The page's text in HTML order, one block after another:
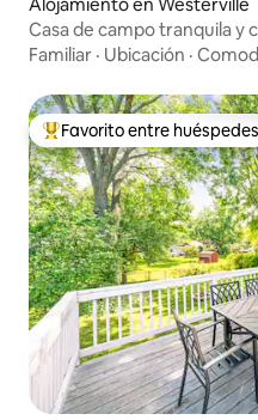
Casa de campo tranquila y
Familiar · Ubicación ·
Favorito entre huéspedes
Favorito entre huéspedes